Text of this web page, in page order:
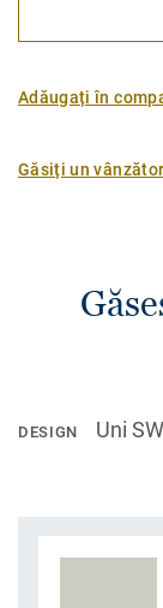
Adăugați în
Găsiți un vânzător
DESIGN Uni